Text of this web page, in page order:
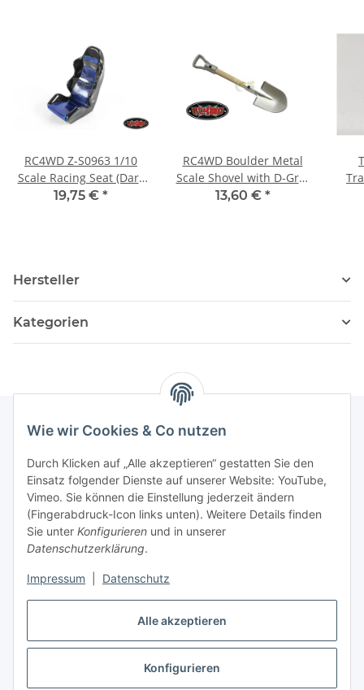
Alle akzeptieren
Konfigurieren
Wie wir Cookies & Co nutzen
Durch Klicken auf „Alle akzeptieren“ gestatten Sie den
Einsatz folgender Dienste auf unserer Website: YouTube,
Vimeo. Sie können die Einstellung jederzeit ändern
(Fingerabdruck-Icon links unten). Weitere Details finden
Sie unter Konfigurieren und in unserer
Datenschutzerklärung.
Impressum Datenschutz
RC4WD Z-S0963 1/10
Scale Racing Seat (Dark
Blue)
19,75 € *
RC4WD Boulder Metal
Scale Shovel with D-Grip
(Wood) Z-S0452
13,60 € *
Hersteller
Kategorien
Informationen
036204. 803903
Achtung!!!
16:00 – 19:00 Uhr
Vertrag widerrufen